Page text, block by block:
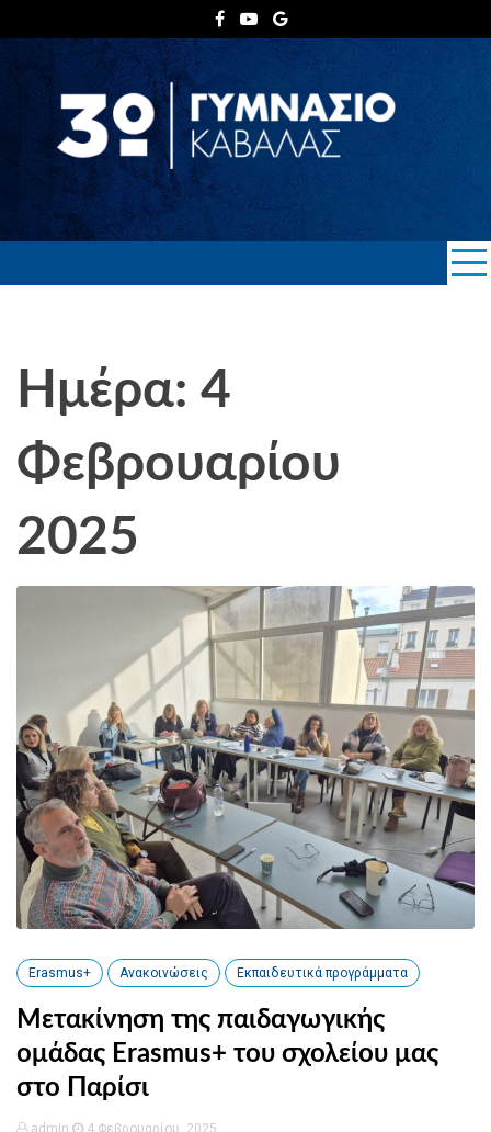
to
3ο ΓΥΜΝΑΣΙΟ
Ημέρα: 4
Φεβρουαρίου
2025
Erasmus+ Ανακοινώσεις Εκπαιδευτικά προγράμματα
Μετακίνηση της παιδαγωγικής
ομάδας Erasmus+ του σχολείου μας
στο Παρίσι
admin 4 Φεβρουαρίου, 2025